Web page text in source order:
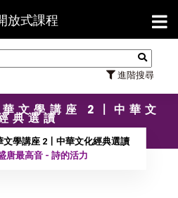
放式課程
進階搜尋
【
文學講座 2〡中華文
典選讀
文學講座 2〡中華文化經典選讀
唐最高音 - 詩的活力